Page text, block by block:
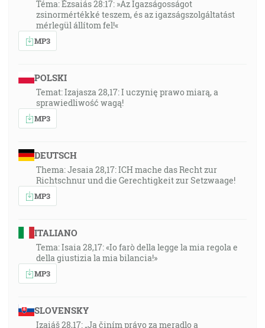
Téma: Ézsaiás 28:17: »Az Igazságosságot
zsinormértékké teszem, és az igazságszolgáltatást
mérlegül állítom fel!«
MP3
POLSKI
Temat: Izajasza 28,17: I uczynię prawo miarą, a
sprawiedliwość wagą!
MP3
DEUTSCH
Thema: Jesaia 28,17: ICH mache das Recht zur
Richtschnur und die Gerechtigkeit zur Setzwaage!
MP3
ITALIANO
Tema: Isaia 28,17: «Io farò della legge la mia regola e
della giustizia la mia bilancia!»
MP3
SLOVENSKY
Izaiáš 28,17: „Ja činím právo za meradlo a